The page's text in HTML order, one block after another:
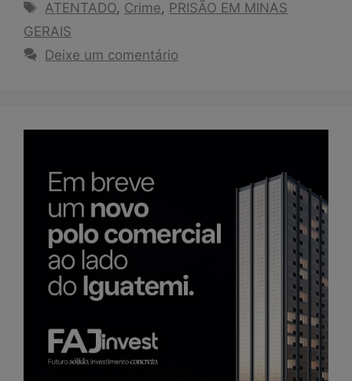
Tags
ATENTADO, Crime, PRISÃO EM MINAS
GERAIS
Deixe um comentário